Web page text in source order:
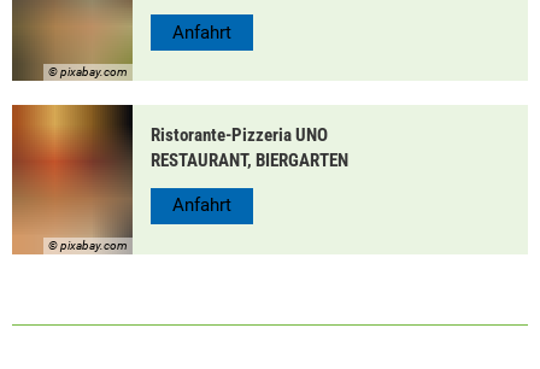
© pixabay.com
Anfahrt
© pixabay.com
Ristorante-Pizzeria UNO
RESTAURANT, BIERGARTEN
Anfahrt